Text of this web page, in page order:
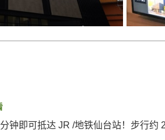
钟即可抵达 JR /地铁仙台站！步行约